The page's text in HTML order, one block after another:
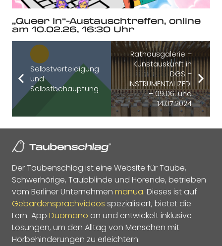
„Queer In“-Austauschtreffen, online
am 10.02.26, 16:30 Uhr
Selbstverteidigung
und
Selbstbehauptung
Rathausgalerie –
Kunstauskunft in
DGS –
INSTRUMENTALIZED!
– 09.06. und
14.07.2024
Der Taubenschlag ist eine Website für Taube,
Schwerhörige, Taubblinde und Hörende, betrieben
vom Berliner Unternehmen manua. Dieses ist auf
Gebärdensprachvideos spezialisiert, bietet die
Lern-App Duomano an und entwickelt inklusive
Lösungen, um den Alltag von Menschen mit
Hörbehinderungen zu erleichtern.